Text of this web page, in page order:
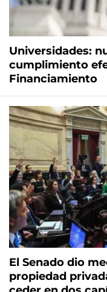
Universidades:
cumplimiento
Financiamiento
El Senado dio
propiedad